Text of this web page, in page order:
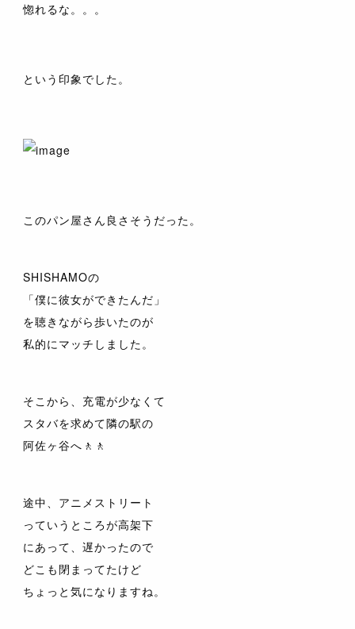
惚れるな。。。
という印象でした。
このパン屋さん良さそうだった。
SHISHAMOの
「僕に彼女ができたんだ」
を聴きながら歩いたのが
私的にマッチしました。
そこから、充電が少なくて
スタバを求めて隣の駅の
阿佐ヶ谷へ🚶🚶
途中、アニメストリート
っていうところが高架下
にあって、遅かったので
どこも閉まってたけど
ちょっと気になりますね。